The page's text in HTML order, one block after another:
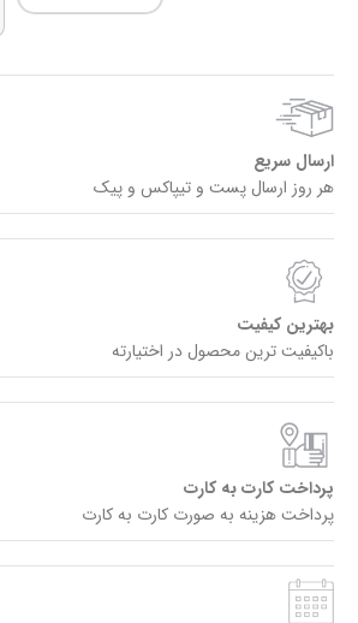
ارسال سریع
هر روز ارسال پست و تیپاکس و پیک
بهترین کیفیت
باکیفیت ترین محصول در اختیارته
پرداخت کارت به کارت
پرداخت هزینه به صورت کارت به کارت